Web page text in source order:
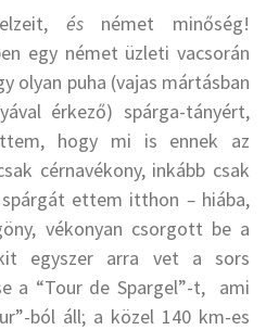
és német minőség!
egy német üzleti vacsorán
olyan puha (vajas mártásban
érkező) spárga-tányért,
hogy mi is ennek az
cérnavékony, inkább csak
ettem itthon –hiába,
vékonyan csorgott be a
egyszer arra vet a sors
a “Tour de Spargel”-t, ami
ból áll; a közel 140 km-es